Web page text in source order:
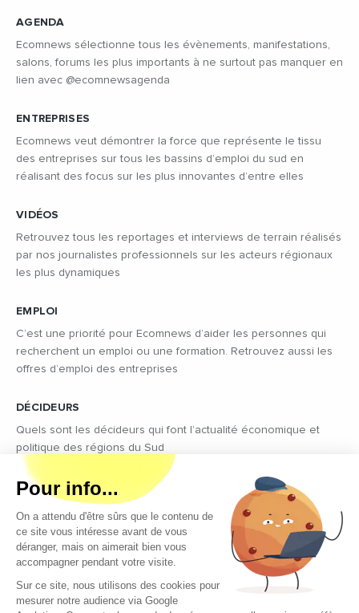
AGENDA
Ecomnews sélectionne tous les évènements, manifestations,
salons, forums les plus importants à ne surtout pas manquer en
lien avec @ecomnewsagenda
ENTREPRISES
Ecomnews veut démontrer la force que représente le tissu
des entreprises sur tous les bassins d’emploi du sud en
réalisant des focus sur les plus innovantes d’entre elles
VIDÉOS
Retrouvez tous les reportages et interviews de terrain réalisés
par nos journalistes professionnels sur les acteurs régionaux
les plus dynamiques
EMPLOI
C’est une priorité pour Ecomnews d’aider les personnes qui
recherchent un emploi ou une formation. Retrouvez aussi les
offres d’emploi des entreprises
DÉCIDEURS
Quels sont les décideurs qui font l’actualité économique et
politique des régions du Sud
Copyright © 2026 - Tous droits réservés
Qui sommes-nous ?